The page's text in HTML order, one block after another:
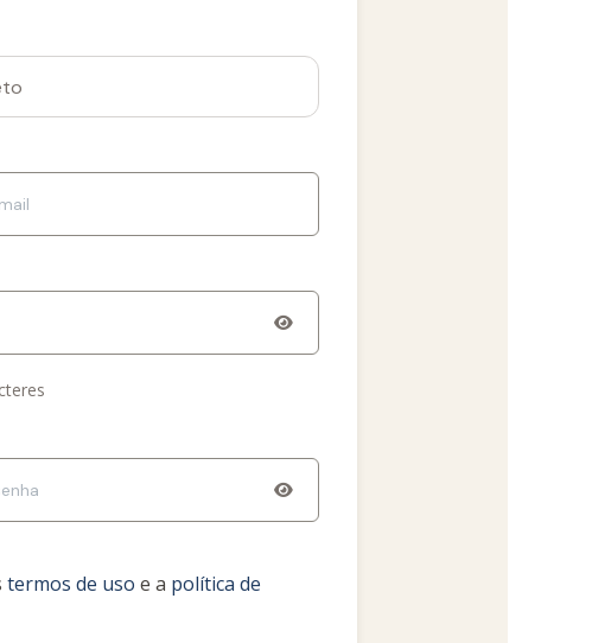
termos de uso e a política de